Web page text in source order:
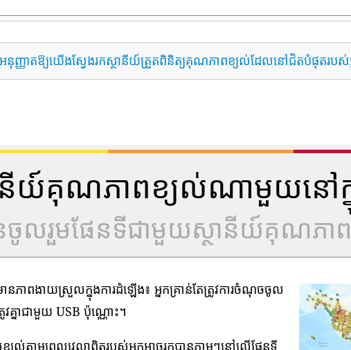
នុញ្ញាតឱ្យយើងស្វែងរកស្ថានីយ៍ត្រួតពិនិត្យគុណភាពខ្យល់ដែលនៅជិតបំផុតរបស់
ានីយ៍គុណភាពខ្យល់ណាមួយនៅក្
ចូលរួមផែនទីជាមួយស្ថានីយ៍គុណភាព
ាពងាយស្រួលក្នុងការដំឡើង៖ អ្នកគ្រាន់តែត្រូវការចំណុចចូល
គ្នាជាមួយ USB ប៉ុណ្ណោះ។
យល់តាមពេលវេលាពិតរបស់អ្នកអាចរកបានភ្លាមៗនៅលើផែនទី